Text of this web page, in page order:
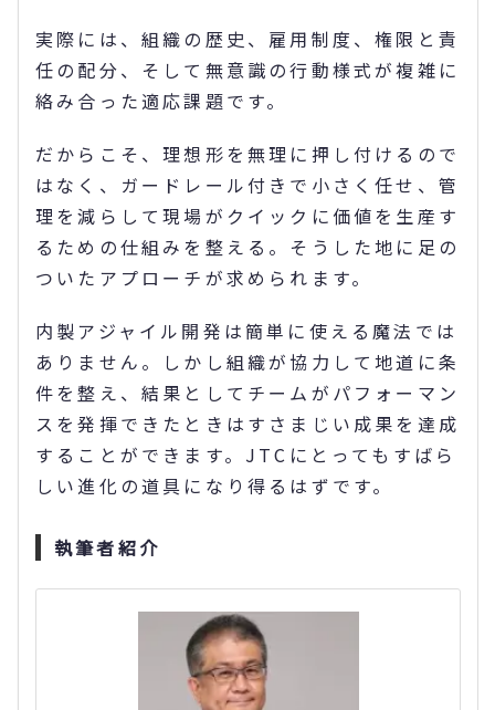
実際には、組織の歴史、雇用制度、権限と責
任の配分、そして無意識の行動様式が複雑に
絡み合った適応課題です。
だからこそ、理想形を無理に押し付けるので
はなく、ガードレール付きで小さく任せ、管
理を減らして現場がクイックに価値を生産す
るための仕組みを整える。そうした地に足の
ついたアプローチが求められます。
内製アジャイル開発は簡単に使える魔法では
ありません。しかし組織が協力して地道に条
件を整え、結果としてチームがパフォーマン
スを発揮できたときはすさまじい成果を達成
することができます。JTCにとってもすばら
しい進化の道具になり得るはずです。
執筆者紹介